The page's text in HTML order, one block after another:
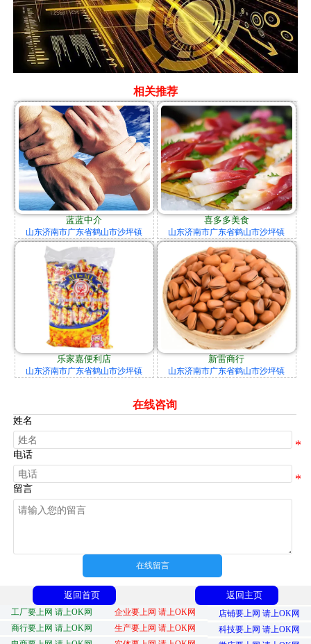
相关推荐
蓝蓝中介
山东济南市广东省鹤山市沙坪镇
喜多多美食
山东济南市广东省鹤山市沙坪镇
乐家嘉便利店
山东济南市广东省鹤山市沙坪镇
新雷商行
山东济南市广东省鹤山市沙坪镇
在线咨询
姓名
电话
留言
在线留言
返回首页 返回主页
工厂要上网 请上OK网 企业要上网 请上OK网
店铺要上网 请上OK网
商行要上网 请上OK网
生产要上网 请上OK网
科技要上网 请上OK网